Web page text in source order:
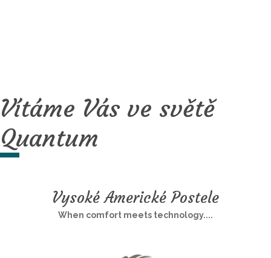
Vítáme Vás ve světě
Quantum
Vysoké Americké Postele
When comfort meets technology....